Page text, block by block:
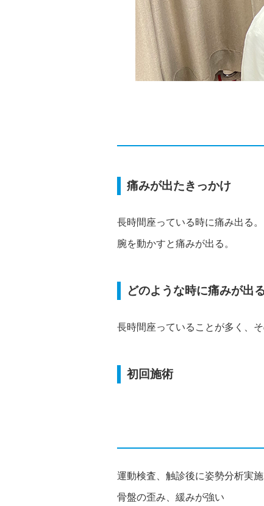
痛みが出たきっかけ
長時間座っている時に痛み出る。
腕を動かすと痛みが出る。
どのような時に痛みが出
長時間座っていることが多く、
初回施術
運動検査、触診後に姿勢分析実施
骨盤の歪み、緩みが強い